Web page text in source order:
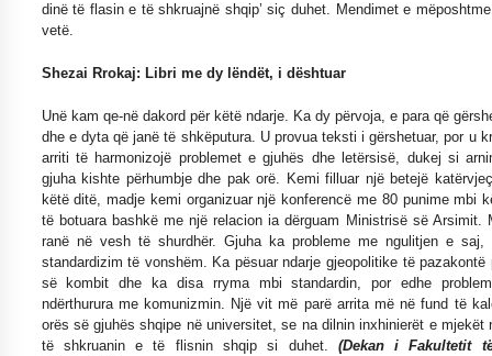
dinë të flasin e të shkruajnë shqip’ siç duhet. Mendimet e
vetë.
Shezai Rrokaj: Libri me dy lëndët, i dështuar
Unë kam qe-në dakord për këtë ndarje. Ka dy përvoja, e para që
dhe e dyta që janë të shkëputura. U provua teksti i gërshetuar, por u
arriti të harmonizojë problemet e gjuhës dhe letërsisë, dukej si
gjuha kishte përhumbje dhe pak orë. Kemi filluar një betejë
këtë ditë, madje kemi organizuar një konferencë me 80 punime mbi
të botuara bashkë me një relacion ia dërguam Ministrisë së Arsimit.
ranë në vesh të shurdhër. Gjuha ka probleme me ngulitjen e saj,
standardizim të vonshëm. Ka pësuar ndarje gjeopolitike të
së kombit dhe ka disa rryma mbi standardin, por edhe
ndërthurura me komunizmin. Një vit më parë arrita më në fund të
orës së gjuhës shqipe në universitet, se na dilnin inxhinierët e mjekët
të shkruanin e të flisnin shqip si duhet. (Dekan i Fakultetit